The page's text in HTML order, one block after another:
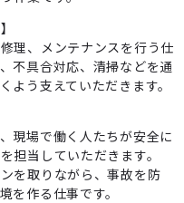
理、メンテナンスを行う仕
不具合対応、清掃などを通
よう支えていただきます。
現場で働く人たちが安全に
担当していただきます。
を取りながら、事故を防
を作る仕事です。